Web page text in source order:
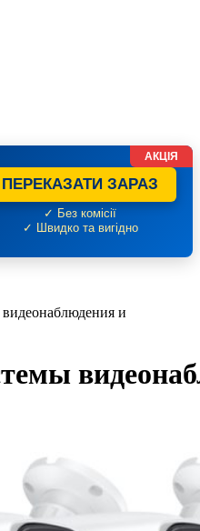
ПЕРЕКАЗАТИ ЗАРАЗ
✓ Без комісії
✓ Швидко та вигідно
АКЦІЯ
и